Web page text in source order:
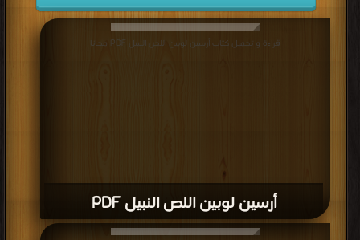
أرسين لوبين اللص النبيل PDF
قراءة و تحميل كتاب أرسين لوبين اللص النبيل PDF مجانا